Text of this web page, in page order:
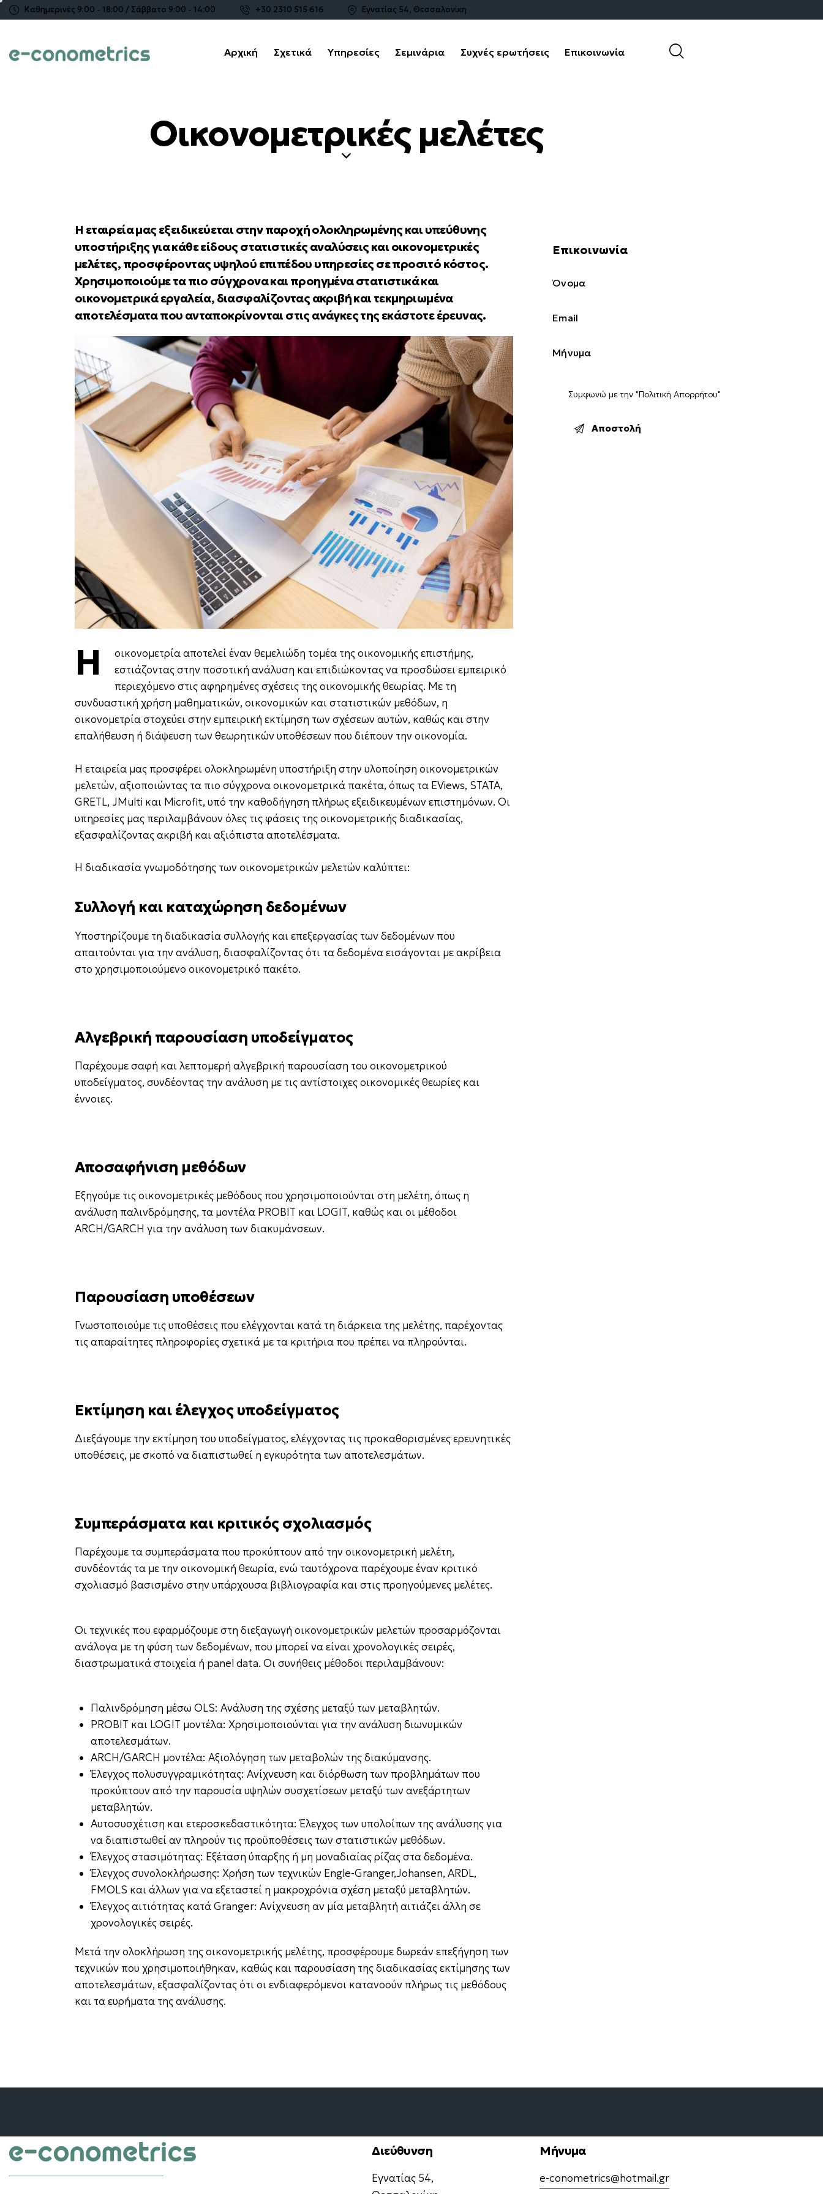
Καθημερινές 9:00 - 18:00 / Σάββατο 9:00 - 14:00 +30 2310 515 616 Εγνατίας 54, Θεσσαλονίκη
Αρχική Σχετικά Υπηρεσίες Σεμινάρια Συχνές ερωτήσεις Επικοινωνία
Οικονομετρικές μελέτες
Η εταιρεία μας εξειδικεύεται στην παροχή ολοκληρωμένης και υπεύθυνης
υποστήριξης για κάθε είδους στατιστικές αναλύσεις και οικονομετρικές
μελέτες, προσφέροντας υψηλού επιπέδου υπηρεσίες σε προσιτό κόστος.
Χρησιμοποιούμε τα πιο σύγχρονα και προηγμένα στατιστικά και
οικονομετρικά εργαλεία, διασφαλίζοντας ακριβή και τεκμηριωμένα
αποτελέσματα που ανταποκρίνονται στις ανάγκες της εκάστοτε έρευνας.
Η
οικονομετρία αποτελεί έναν θεμελιώδη τομέα της οικονομικής επιστήμης,
εστιάζοντας στην ποσοτική ανάλυση και επιδιώκοντας να προσδώσει εμπειρικό
περιεχόμενο στις αφηρημένες σχέσεις της οικονομικής θεωρίας. Με τη
συνδυαστική χρήση μαθηματικών, οικονομικών και στατιστικών μεθόδων, η
οικονομετρία στοχεύει στην εμπειρική εκτίμηση των σχέσεων αυτών, καθώς και στην
επαλήθευση ή διάψευση των θεωρητικών υποθέσεων που διέπουν την οικονομία.
Η εταιρεία μας προσφέρει ολοκληρωμένη υποστήριξη στην υλοποίηση οικονομετρικών
μελετών, αξιοποιώντας τα πιο σύγχρονα οικονομετρικά πακέτα, όπως τα EViews, STATA,
GRETL, JMulti και Microfit, υπό την καθοδήγηση πλήρως εξειδικευμένων επιστημόνων. Οι
υπηρεσίες μας περιλαμβάνουν όλες τις φάσεις της οικονομετρικής διαδικασίας,
εξασφαλίζοντας ακριβή και αξιόπιστα αποτελέσματα.
Η διαδικασία γνωμοδότησης των οικονομετρικών μελετών καλύπτει:
Συλλογή και καταχώρηση δεδομένων
Υποστηρίζουμε τη διαδικασία συλλογής και επεξεργασίας των δεδομένων που
απαιτούνται για την ανάλυση, διασφαλίζοντας ότι τα δεδομένα εισάγονται με ακρίβεια
στο χρησιμοποιούμενο οικονομετρικό πακέτο.
Αλγεβρική παρουσίαση υποδείγματος
Παρέχουμε σαφή και λεπτομερή αλγεβρική παρουσίαση του οικονομετρικού
υποδείγματος, συνδέοντας την ανάλυση με τις αντίστοιχες οικονομικές θεωρίες και
έννοιες.
Αποσαφήνιση μεθόδων
Εξηγούμε τις οικονομετρικές μεθόδους που χρησιμοποιούνται στη μελέτη, όπως η
ανάλυση παλινδρόμησης, τα μοντέλα PROBIT και LOGIT, καθώς και οι μέθοδοι
ARCH/GARCH για την ανάλυση των διακυμάνσεων.
Παρουσίαση υποθέσεων
Γνωστοποιούμε τις υποθέσεις που ελέγχονται κατά τη διάρκεια της μελέτης, παρέχοντας
τις απαραίτητες πληροφορίες σχετικά με τα κριτήρια που πρέπει να πληρούνται.
Εκτίμηση και έλεγχος υποδείγματος
Διεξάγουμε την εκτίμηση του υποδείγματος, ελέγχοντας τις προκαθορισμένες ερευνητικές
υποθέσεις, με σκοπό να διαπιστωθεί η εγκυρότητα των αποτελεσμάτων.
Συμπεράσματα και κριτικός σχολιασμός
Παρέχουμε τα συμπεράσματα που προκύπτουν από την οικονομετρική μελέτη,
συνδέοντάς τα με την οικονομική θεωρία, ενώ ταυτόχρονα παρέχουμε έναν κριτικό
σχολιασμό βασισμένο στην υπάρχουσα βιβλιογραφία και στις προηγούμενες μελέτες.
Οι τεχνικές που εφαρμόζουμε στη διεξαγωγή οικονομετρικών μελετών προσαρμόζονται
ανάλογα με τη φύση των δεδομένων, που μπορεί να είναι χρονολογικές σειρές,
διαστρωματικά στοιχεία ή panel data. Οι συνήθεις μέθοδοι περιλαμβάνουν:
Παλινδρόμηση μέσω OLS: Ανάλυση της σχέσης μεταξύ των μεταβλητών.
PROBIT και LOGIT μοντέλα: Χρησιμοποιούνται για την ανάλυση διωνυμικών
αποτελεσμάτων.
ARCH/GARCH μοντέλα: Αξιολόγηση των μεταβολών της διακύμανσης.
Έλεγχος πολυσυγγραμικότητας: Ανίχνευση και διόρθωση των προβλημάτων που
προκύπτουν από την παρουσία υψηλών συσχετίσεων μεταξύ των ανεξάρτητων
μεταβλητών.
Αυτοσυσχέτιση και ετεροσκεδαστικότητα: Έλεγχος των υπολοίπων της ανάλυσης για
να διαπιστωθεί αν πληρούν τις προϋποθέσεις των στατιστικών μεθόδων.
Έλεγχος στασιμότητας: Εξέταση ύπαρξης ή μη μοναδιαίας ρίζας στα δεδομένα.
Έλεγχος συνολοκλήρωσης: Χρήση των τεχνικών Engle-Granger,Johansen, ARDL,
FMOLS και άλλων για να εξεταστεί η μακροχρόνια σχέση μεταξύ μεταβλητών.
Έλεγχος αιτιότητας κατά Granger: Ανίχνευση αν μία μεταβλητή αιτιάζει άλλη σε
χρονολογικές σειρές.
Μετά την ολοκλήρωση της οικονομετρικής μελέτης, προσφέρουμε δωρεάν επεξήγηση των
τεχνικών που χρησιμοποιήθηκαν, καθώς και παρουσίαση της διαδικασίας εκτίμησης των
αποτελεσμάτων, εξασφαλίζοντας ότι οι ενδιαφερόμενοι κατανοούν πλήρως τις μεθόδους
και τα ευρήματα της ανάλυσης.
Επικοινωνία
Συμφωνώ με την "Πολιτική Απορρήτου"
Διεύθυνση
Εγνατίας 54,
Μήνυμα
e-conometrics@hotmail.gr